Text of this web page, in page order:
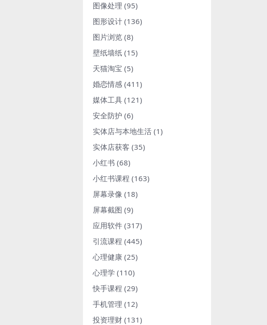
图像处理 (95)
图形设计 (136)
图片浏览 (8)
壁纸墙纸 (15)
天猫淘宝 (5)
婚恋情感 (411)
媒体工具 (121)
安全防护 (6)
实体店与本地生活 (1)
实体店获客 (35)
小红书 (68)
小红书课程 (163)
屏幕录像 (18)
屏幕截图 (9)
应用软件 (317)
引流课程 (445)
心理健康 (25)
心理学 (110)
快手课程 (29)
手机管理 (12)
投资理财 (131)